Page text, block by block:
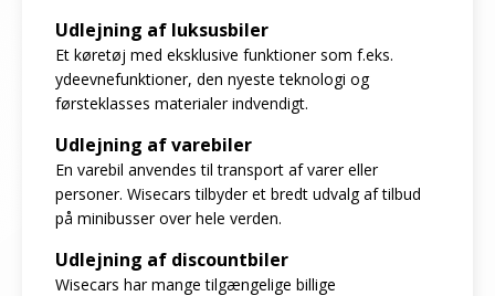
Udlejning af luksusbiler
Et køretøj med eksklusive funktioner som f.eks.
ydeevnefunktioner, den nyeste teknologi og
førsteklasses materialer indvendigt.
Udlejning af varebiler
En varebil anvendes til transport af varer eller
personer. Wisecars tilbyder et bredt udvalg af tilbud
på minibusser over hele verden.
Udlejning af discountbiler
Wisecars har mange tilgængelige billige